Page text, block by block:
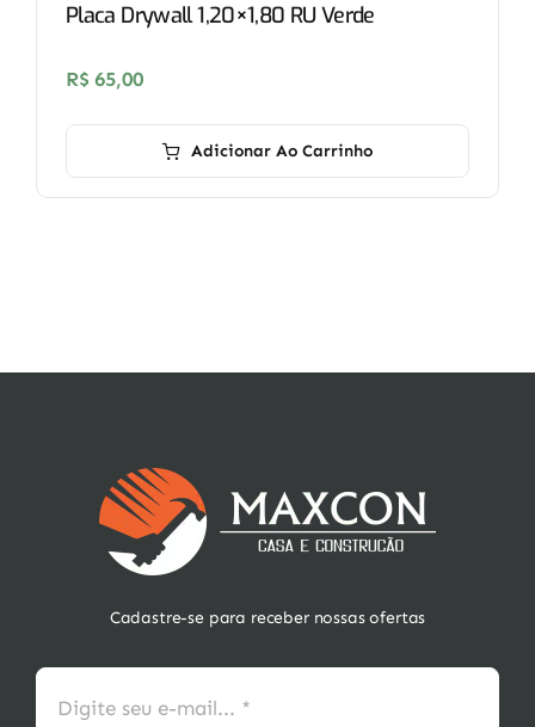
Placa Drywall 1,20×1,80 RU Verde
R$ 65,00
Adicionar Ao Carrinho
Cadastre-se para receber nossas ofertas